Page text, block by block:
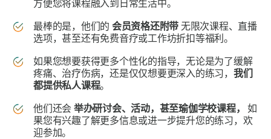
方便您将课程融入到日常生活中。
最棒的是，他们的 会员资格还附带 无限次课程、直播
选项，甚至还有免费音疗或工作坊折扣等福利。
如果您想要获得更多个性化的指导，无论是为了缓解
疼痛、治疗伤病，还是仅仅想要更深入的练习， 我们
都提供私人课程。
他们还会 举办研讨会、活动，甚至瑜伽学校课程，如
果您有兴趣了解更多信息或进一步提升您的练习，欢
迎参加。